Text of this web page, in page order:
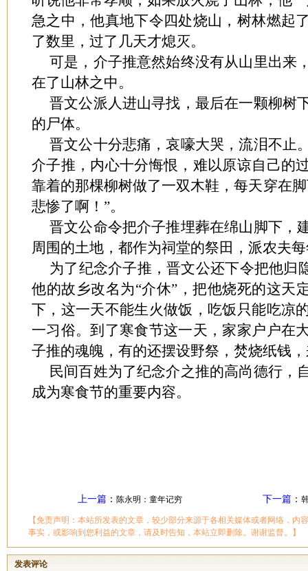
急之中，他真地下令四处烧山，树林燃起
了数里，过了几天才熄灭。
可是，介子推意然始终没有从山里出来
在了山林之中。
晋文公派人进山寻找，最后在一颗柳树
的尸体。
晋文公十分悲痛，哀嚎大哭，流泪不止
介子推，内心十分悔恨，难以原谅自己的
靠着的那棵柳树做了一双木鞋，每天穿在
悲惨了啊！”。
晋文公命令把介子推埋葬在绵山脚下，
周围的土地，都作为祠堂的祭田，派农夫
为了纪念介子推，晋文公还下令把他归
他的故乡改名为“介休”，把他烧死的这天
下，这一天不能生火做饭，吃饭只能吃凉
一习俗。到了寒食节这一天，家家户户在
子推的魂魄，有的还摆设野祭，焚烧纸钱
民间百姓为了纪念介之推的高尚德行，
成为寒食节的重要内容。
上一篇： 陈永明：童年记穷 下一篇：
【免责声明：本站所发表的文章，较少部分来源于各相关媒体或者网络，内
事实，或影响到您利益的文章，请及时告知，本站立即删除。谢谢监督。】
发表评论